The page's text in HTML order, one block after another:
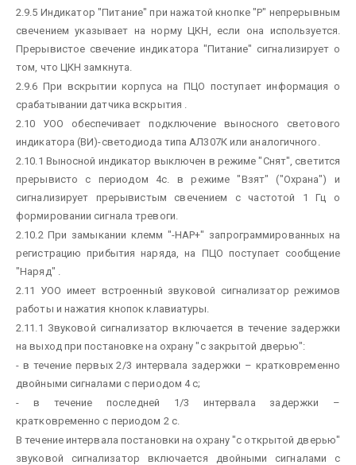
2.9.5 Индикатор "Питание" при нажатой кнопке "Р" непрерывным
свечением указывает на норму ЦКН, если она используется.
Прерывистое свечение индикатора "Питание" сигнализирует о
том, что ЦКН замкнута.
2.9.6 При вскрытии корпуса на ПЦО поступает информация о
срабатывании датчика вскрытия .
2.10 УОО обеспечивает подключение выносного светового
индикатора (ВИ)-светодиода типа АЛ307К или аналогичного.
2.10.1 Выносной индикатор выключен в режиме "Снят", светится
прерывисто с периодом 4с. в режиме "Взят" ("Охрана") и
сигнализирует прерывистым свечением с частотой 1 Гц о
формировании сигнала тревоги.
2.10.2 При замыкании клемм "-НАР+" запрограммированных на
регистрацию прибытия наряда, на ПЦО поступает сообщение
"Наряд" .
2.11 УОО имеет встроенный звуковой сигнализатор режимов
работы и нажатия кнопок клавиатуры.
2.11.1 Звуковой сигнализатор включается в течение задержки
на выход при постановке на охрану "с закрытой дверью":
- в течение первых 2/3 интервала задержки – кратковременно
двойными сигналами с периодом 4 с;
- в течение последней 1/3 интервала задержки –
кратковременно с периодом 2 с.
В течение интервала постановки на охрану "с открытой дверью"
звуковой сигнализатор включается двойными сигналами с